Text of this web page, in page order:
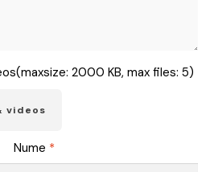
2000 KB, max files: 5)
videos
Nume *